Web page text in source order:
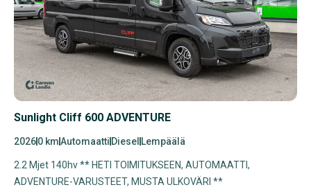
Sunlight Cliff 600 ADVENTURE
20260 kmAutomaatti Diesel Lempäälä
2.2 Mjet 140hv ** HETI TOIMITUKSEEN, AUTOMAATTI,
ADVENTURE-VARUSTEET, MUSTA ULKOVÄRI **